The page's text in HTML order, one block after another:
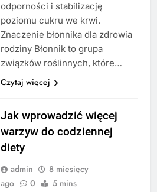
odporności i stabilizację
poziomu cukru we krwi.
Znaczenie błonnika dla zdrowia
rodziny Błonnik to grupa
związków roślinnych, które…
Czytaj więcej
Jak wprowadzić więcej
warzyw do codziennej
diety
admin
8 miesięcy
ago
0 5 mins